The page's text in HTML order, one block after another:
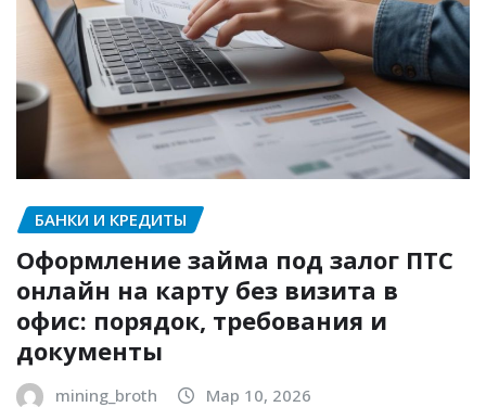
БАНКИ И КРЕДИТЫ
Оформление займа под залог ПТС
онлайн на карту без визита в
офис: порядок, требования и
документы
mining_broth Мар 10, 2026